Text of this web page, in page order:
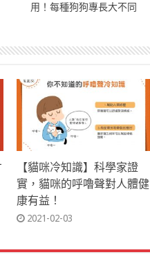
用！每種狗狗專長大不同
【貓咪冷知識】科學家證
實，貓咪的呼嚕聲對人體健
康有益！
2021-02-03